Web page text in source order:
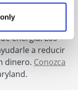
energía. Los
a reducir
dinero. Conozca